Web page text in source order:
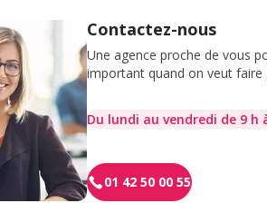
Contactez-nous
Une agence proche de vous
important quand on veut faire
Du lundi au vendredi de 9 h
01 42 50 00 55